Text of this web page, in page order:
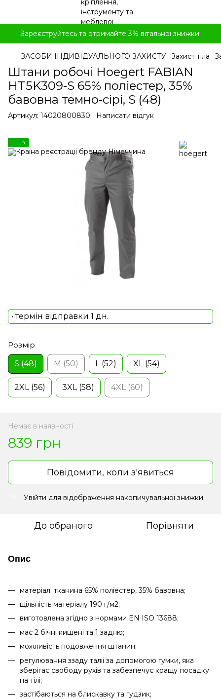
Зареєструйтесь та отримайте 3% вітальної знижки!
ЗАСОБИ ІНДИВІДУАЛЬНОГО ЗАХИСТУ Захист тіла
Штани робочі Hoegert FABIAN
HT5K309-S 65% поліестер, 35%
бавовна темно-сірі, S (48)
Артикул: 14020800830 Написати відгук
4
• термін відправки 1 дн.
Розмір
S (48)
M (50) L (52) XL (54)
2XL (56) 3XL (58) 4XL (60)
Немає в наявності
839 грн
Повідомити, коли з'явиться
Увійти для відображення накопичувальної знижки
До обраного Порівняти
Опис
матеріал: тканина 65% поліестер, 35% бавовна;
щільність матеріалу 190 г/м2;
виготовлена ​​згідно з нормами EN ISO 13688;
має 2 бічні кишені та 1 задню;
можливість подовження штанин;
регулювання ззаду талії за допомогою гумки, яка
зберігає свободу рухів та забезпечує кращу посадку
на тілі;
застібаються на блискавку та гудзик;